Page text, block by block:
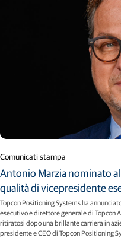
Comunicati stampa
Antonio Marzia nominato
qualità di vicepresidente
Topcon Positioning Systems ha
esecutivo e direttore generale di Topcon
ritiratosi dopo una brillante carriera in
presidente e CEO di Topcon Positioning